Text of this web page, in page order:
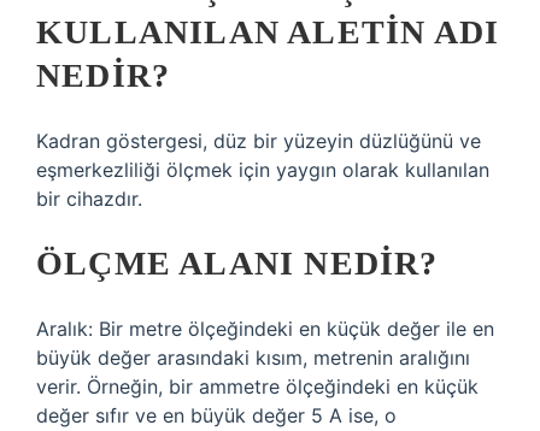
KULLANILAN ALETIN ADI
NEDIR?
Kadran göstergesi, düz bir yüzeyin düzlüğünü ve
eşmerkezliliği ölçmek için yaygın olarak kullanılan
bir cihazdır.
ÖLÇME ALANI NEDIR?
Aralık: Bir metre ölçeğindeki en küçük değer ile en
büyük değer arasındaki kısım, metrenin aralığını
verir. Örneğin, bir ammetre ölçeğindeki en küçük
değer sıfır ve en büyük değer 5 A ise, o